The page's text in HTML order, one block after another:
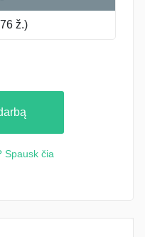
ž.)
Spausk čia